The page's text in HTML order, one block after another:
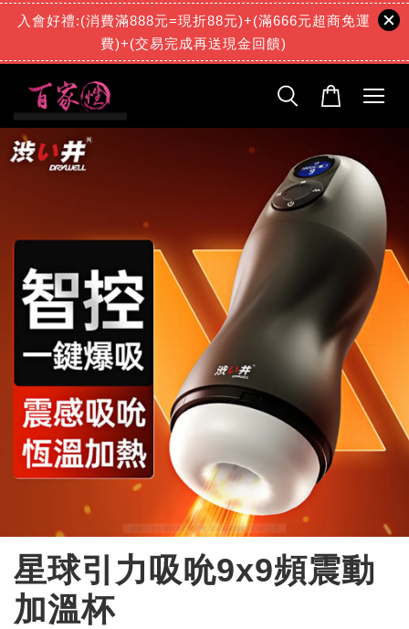
入會好禮:(消費滿888元=現折88元)+(滿666元超商免運
費)+(交易完成再送現金回饋)
星球引力吸吮9x9頻震動
加溫杯
陳***已購買了